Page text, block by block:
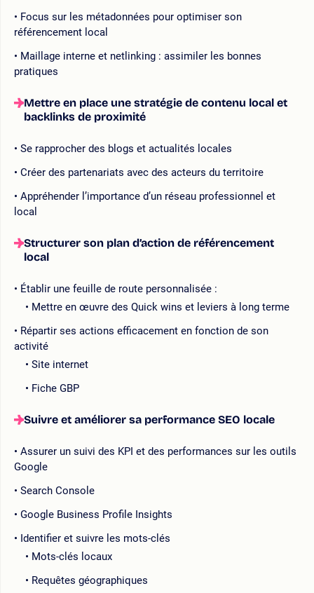
Focus sur les métadonnées pour optimiser son
référencement local
Maillage interne et netlinking : assimiler les bonnes
pratiques
Mettre en place une stratégie de contenu local et
backlinks de proximité
Se rapprocher des blogs et actualités locales
Créer des partenariats avec des acteurs du territoire
Appréhender l’importance d’un réseau professionnel et
local
Structurer son plan d’action de référencement
local
Établir une feuille de route personnalisée :
Mettre en œuvre des Quick wins et leviers à long terme
Répartir ses actions efficacement en fonction de son
activité
Site internet
Fiche GBP
Suivre et améliorer sa performance SEO locale
Assurer un suivi des KPI et des performances sur les outils
Google
Search Console
Google Business Profile Insights
Identifier et suivre les mots-clés
Mots-clés locaux
Requêtes géographiques